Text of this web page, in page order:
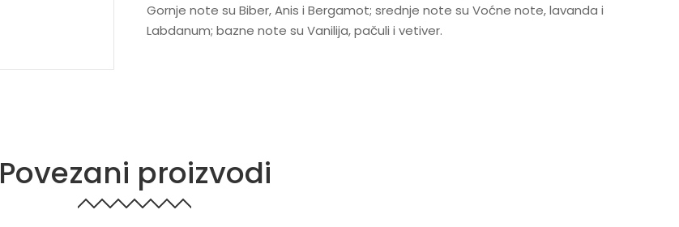
Gornje note su Biber, Anis i Bergamot; srednje note su Voćne note, lavanda i
Labdanum; bazne note su Vanilija, pačuli i vetiver.
Povezani proizvodi